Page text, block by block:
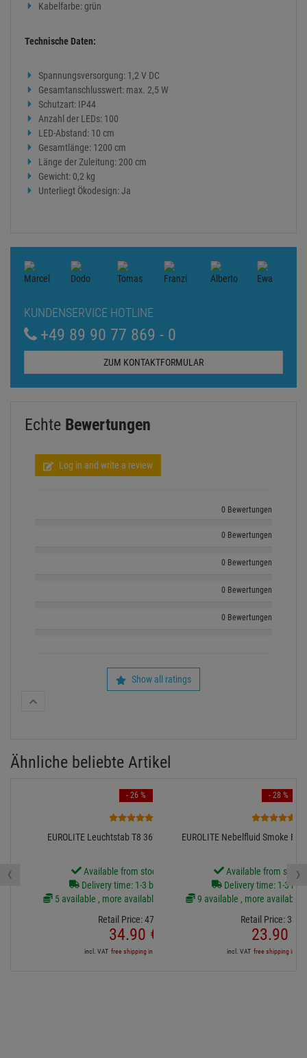
Kabelfarbe: grün
Technische Daten:
Spannungsversorgung: 1,2 V DC
Gesamtanschlusswert: max. 2,5 W
Schutzart: IP44
Anzahl der LEDs: 100
LED-Abstand: 10 cm
Gesamtlänge: 1200 cm
Länge der Zuleitung: 200 cm
Gewicht: 0,2 kg
Unterliegt Ökodesign: Ja
KUNDENSERVICE HOTLINE
+49 89 90 77 869 - 0
ZUM KONTAKTFORMULAR
Echte Bewertungen
Log in and write a review
0 Bewertungen
0 Bewertungen
0 Bewertungen
0 Bewertungen
0 Bewertungen
Show all ratings
Ähnliche beliebte Artikel
EUROLITE Leuchtstab T8 36W 134cm orange L
Available from stock Aschheim
Delivery time: 1-3 business days
5 available , more available from central stock
Retail Price:47.
34.90 €
incl. VAT free shipping in DE over 90€
- 26 %
EUROLITE Nebelfluid Smoke
Available from stock
Delivery time: 1-3
9 available , more available
Retail Price: 33.
23.90
incl. VAT free shipping in DE
- 28 %
‹ ›